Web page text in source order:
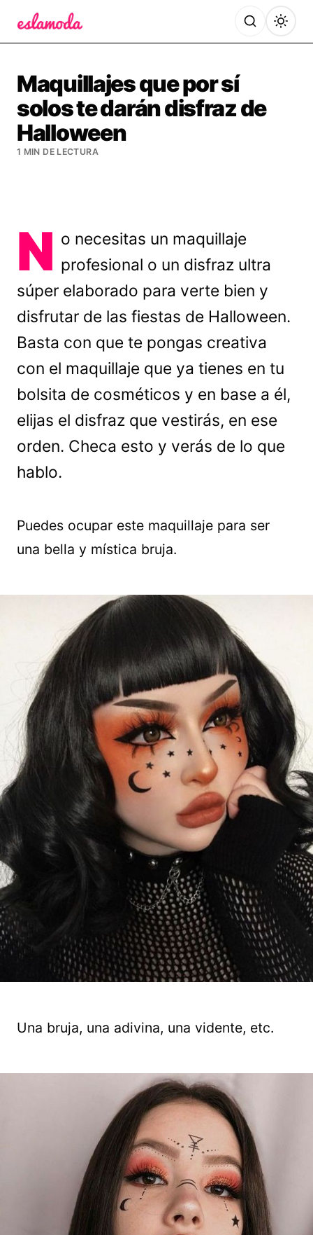
Maquillajes que por sí
solos te darán disfraz de
Halloween
1 MIN DE LECTURA
N o necesitas un maquillaje
profesional o un disfraz ultra
súper elaborado para verte bien y
disfrutar de las fiestas de Halloween.
Basta con que te pongas creativa
con el maquillaje que ya tienes en tu
bolsita de cosméticos y en base a él,
elijas el disfraz que vestirás, en ese
orden. Checa esto y verás de lo que
hablo.
Puedes ocupar este maquillaje para ser
una bella y mística bruja.
Una bruja, una adivina, una vidente, etc.